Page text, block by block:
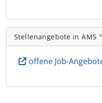
Stellenangebote in AMS
offene Job-